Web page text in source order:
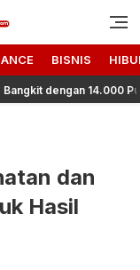
BISNIS
dengan 14.000 Puyuh:
dan
Hasil